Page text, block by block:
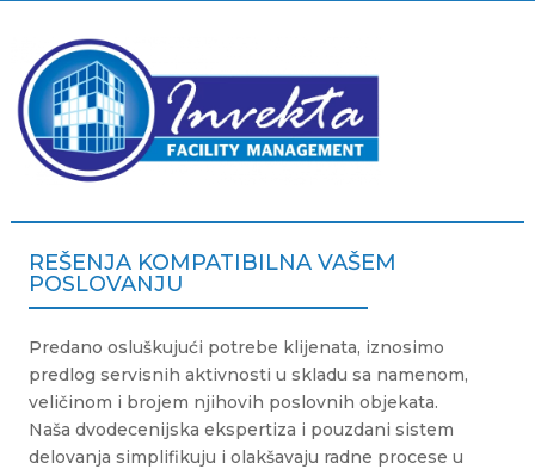
REŠENJA KOMPATIBILNA VAŠEM
POSLOVANJU
Predano osluškujući potrebe klijenata, iznosimo
predlog servisnih aktivnosti u skladu sa namenom,
veličinom i brojem njihovih poslovnih objekata.
Naša dvodecenijska ekspertiza i pouzdani sistem
delovanja simplifikuju i olakšavaju radne procese u